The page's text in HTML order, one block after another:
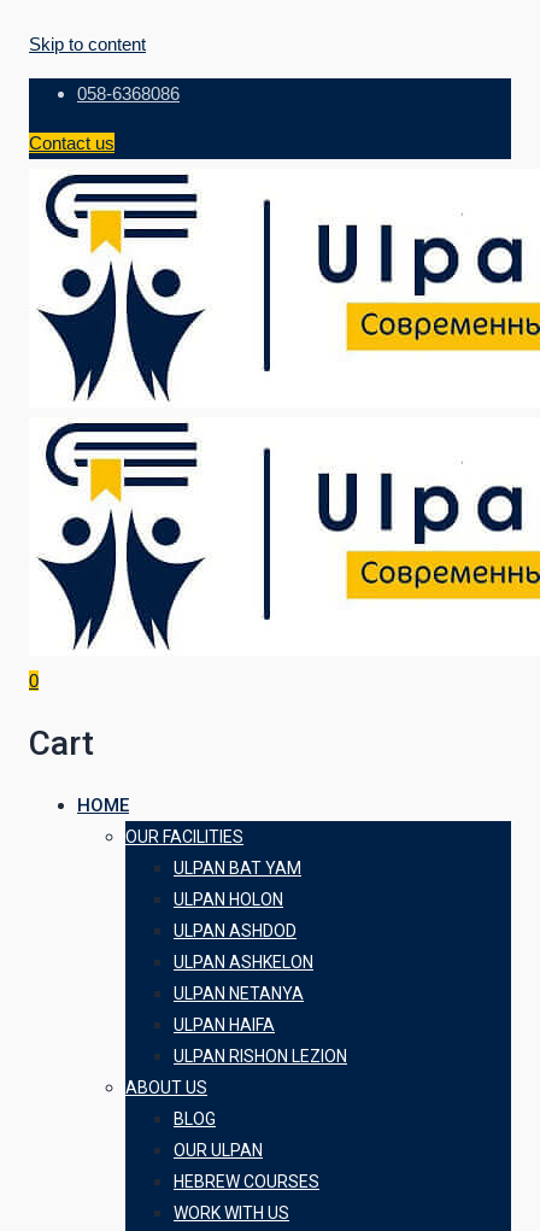
Skip to content
058-6368086
Contact us
0
Cart
HOME
OUR FACILITIES
ULPAN BAT YAM
ULPAN HOLON
ULPAN ASHDOD
ULPAN ASHKELON
ULPAN NETANYA
ULPAN HAIFA
ULPAN RISHON LEZION
ABOUT US
BLOG
OUR ULPAN
HEBREW COURSES
WORK WITH US